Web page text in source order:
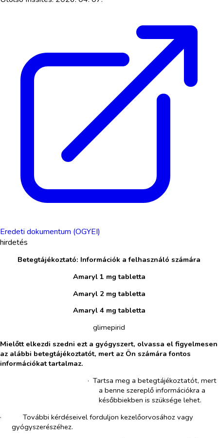
Eredeti dokumentum (OGYEI)
hirdetés
Betegtájékoztató: Információk a felhasználó számára
Amaryl 1 mg tabletta
Amaryl 2 mg tabletta
Amaryl 4 mg tabletta
glimepirid
Mielőtt elkezdi szedni ezt a gyógyszert, olvassa el figyelmesen
az alábbi betegtájékoztatót, mert az Ön számára fontos
információkat tartalmaz.
·​ Tartsa meg a betegtájékoztatót, mert
a benne szereplő információkra a
későbbiekben is szüksége lehet.
·​
További kérdéseivel forduljon kezelőorvosához vagy
gyógyszerészéhez.